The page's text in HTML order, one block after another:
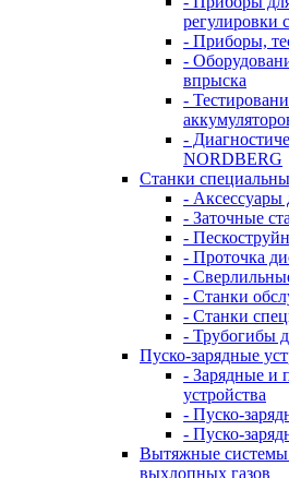
регулировки
- Приборы,
-
впрыска
-
-
NORDBERG
Станки
- Аксессуары
- Заточные
-
- Проточка
-
- Станки
- Станки
- Трубогибы
Пуско-зарядные
- Зарядные и
устройства
- Пуско-
- Пуско-
Вытяжные системы
выхлопных газов